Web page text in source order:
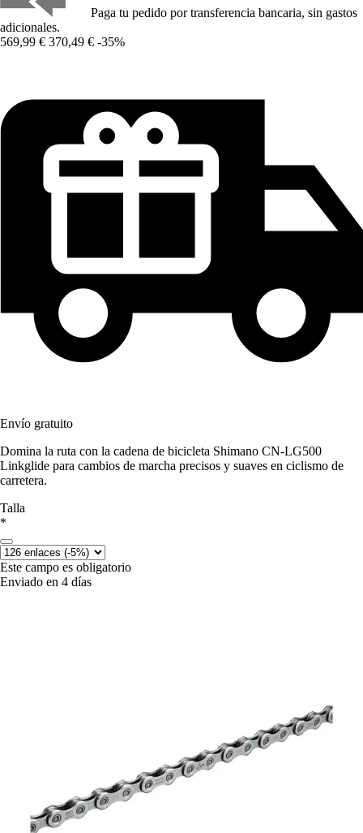
Paga tu pedido por transferencia bancaria, sin gastos
adicionales.
569,99 € 370,49 € -35%
Envío gratuito
Domina la ruta con la cadena de bicicleta Shimano CN-LG500
Linkglide para cambios de marcha precisos y suaves en ciclismo de
carretera.
Talla
*
Este campo es obligatorio
Enviado en 4 días